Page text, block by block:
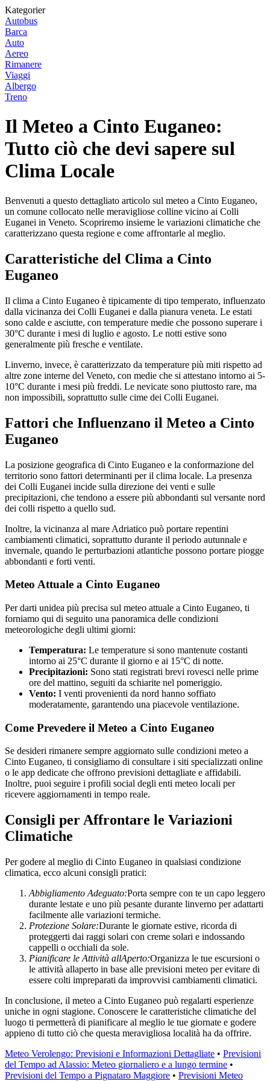
Kategorier
Autobus
Barca
Auto
Aereo
Rimanere
Viaggi
Albergo
Treno
Il Meteo a Cinto Euganeo:
Tutto ciò che devi sapere sul
Clima Locale
Benvenuti a questo dettagliato articolo sul meteo a Cinto Euganeo,
un comune collocato nelle meravigliose colline vicino ai Colli
Euganei in Veneto. Scopriremo insieme le variazioni climatiche che
caratterizzano questa regione e come affrontarle al meglio.
Caratteristiche del Clima a Cinto
Euganeo
Il clima a Cinto Euganeo è tipicamente di tipo temperato, influenzato
dalla vicinanza dei Colli Euganei e dalla pianura veneta. Le estati
sono calde e asciutte, con temperature medie che possono superare i
30°C durante i mesi di luglio e agosto. Le notti estive sono
generalmente più fresche e ventilate.
Linverno, invece, è caratterizzato da temperature più miti rispetto ad
altre zone interne del Veneto, con medie che si attestano intorno ai 5-
10°C durante i mesi più freddi. Le nevicate sono piuttosto rare, ma
non impossibili, soprattutto sulle cime dei Colli Euganei.
Fattori che Influenzano il Meteo a Cinto
Euganeo
La posizione geografica di Cinto Euganeo e la conformazione del
territorio sono fattori determinanti per il clima locale. La presenza
dei Colli Euganei incide sulla direzione dei venti e sulle
precipitazioni, che tendono a essere più abbondanti sul versante nord
dei colli rispetto a quello sud.
Inoltre, la vicinanza al mare Adriatico può portare repentini
cambiamenti climatici, soprattutto durante il periodo autunnale e
invernale, quando le perturbazioni atlantiche possono portare piogge
abbondanti e forti venti.
Meteo Attuale a Cinto Euganeo
Per darti unidea più precisa sul meteo attuale a Cinto Euganeo, ti
forniamo qui di seguito una panoramica delle condizioni
meteorologiche degli ultimi giorni:
Temperatura: Le temperature si sono mantenute costanti
intorno ai 25°C durante il giorno e ai 15°C di notte.
Precipitazioni: Sono stati registrati brevi rovesci nelle prime
ore del mattino, seguiti da schiarite nel pomeriggio.
Vento: I venti provenienti da nord hanno soffiato
moderatamente, garantendo una piacevole ventilazione.
Come Prevedere il Meteo a Cinto Euganeo
Se desideri rimanere sempre aggiornato sulle condizioni meteo a
Cinto Euganeo, ti consigliamo di consultare i siti specializzati online
o le app dedicate che offrono previsioni dettagliate e affidabili.
Inoltre, puoi seguire i profili social degli enti meteo locali per
ricevere aggiornamenti in tempo reale.
Consigli per Affrontare le Variazioni
Climatiche
Per godere al meglio di Cinto Euganeo in qualsiasi condizione
climatica, ecco alcuni consigli pratici:
Abbigliamento Adeguato:Porta sempre con te un capo leggero
durante lestate e uno più pesante durante linverno per adattarti
facilmente alle variazioni termiche.
Protezione Solare:Durante le giornate estive, ricorda di
proteggerti dai raggi solari con creme solari e indossando
cappelli o occhiali da sole.
Pianificare le Attività allAperto:Organizza le tue escursioni o
le attività allaperto in base alle previsioni meteo per evitare di
essere colti impreparati da improvvisi cambiamenti climatici.
In conclusione, il meteo a Cinto Euganeo può regalarti esperienze
uniche in ogni stagione. Conoscere le caratteristiche climatiche del
luogo ti permetterà di pianificare al meglio le tue giornate e godere
appieno di tutto ciò che questa meravigliosa località ha da offrire.
Meteo Verolengo: Previsioni e Informazioni Dettagliate • Previsioni
del Tempo ad Alassio: Meteo giornaliero e a lungo termine •
Previsioni del Tempo a Pignataro Maggiore • Previsioni Meteo